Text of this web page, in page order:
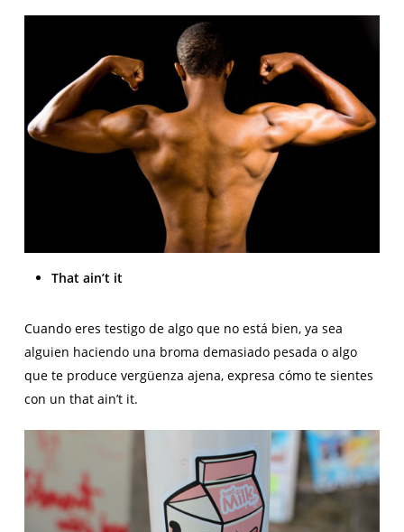
That ain’t it
Cuando eres testigo de algo que no está bien, ya sea
alguien haciendo una broma demasiado pesada o algo
que te produce vergüenza ajena, expresa cómo te sientes
con un that ain’t it.